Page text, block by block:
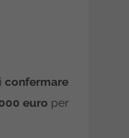
confermare
euro per